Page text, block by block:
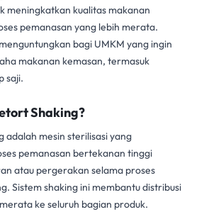
meningkatkan kualitas makanan
pemanasan yang lebih merata.
bagi UMKM yang ingin
makanan kemasan, termasuk
saji.
Shaking?
adalah mesin sterilisasi yang
pemanasan bertekanan tinggi
atau pergerakan selama proses
Sistem shaking ini membantu distribusi
ke seluruh bagian produk.